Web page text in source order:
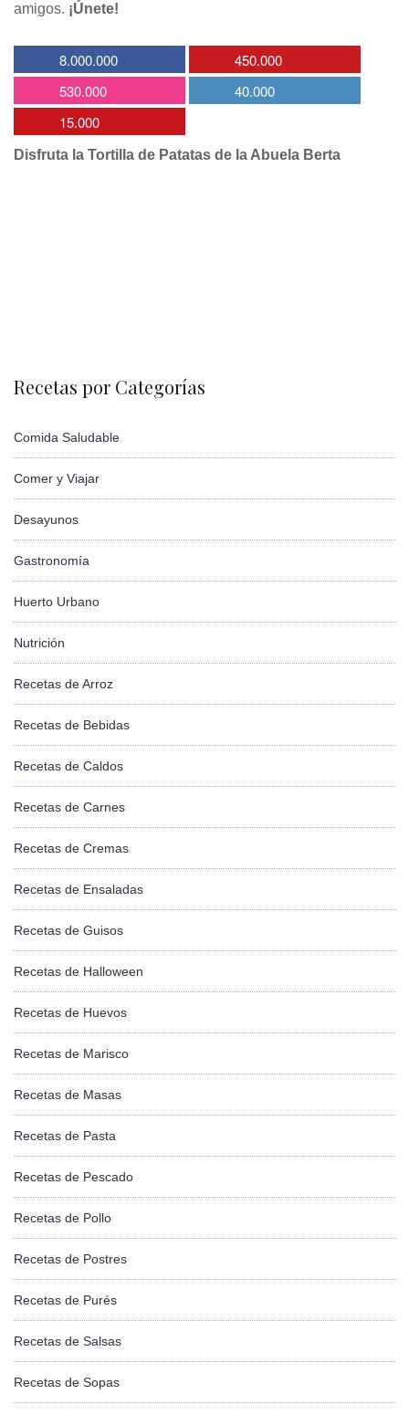
amigos. ¡Únete!
8.000.000
450.000
530.000
40.000
15.000
Disfruta la Tortilla de Patatas de la Abuela Berta
Recetas por Categorías
Comida Saludable
Comer y Viajar
Desayunos
Gastronomía
Huerto Urbano
Nutrición
Recetas de Arroz
Recetas de Bebidas
Recetas de Caldos
Recetas de Carnes
Recetas de Cremas
Recetas de Ensaladas
Recetas de Guisos
Recetas de Halloween
Recetas de Huevos
Recetas de Marisco
Recetas de Masas
Recetas de Pasta
Recetas de Pescado
Recetas de Pollo
Recetas de Postres
Recetas de Purés
Recetas de Salsas
Recetas de Sopas